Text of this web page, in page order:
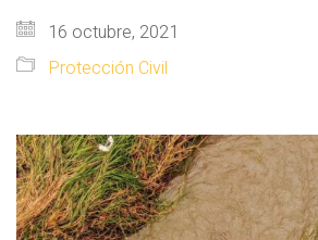
16 octubre, 2021
Protección Civil